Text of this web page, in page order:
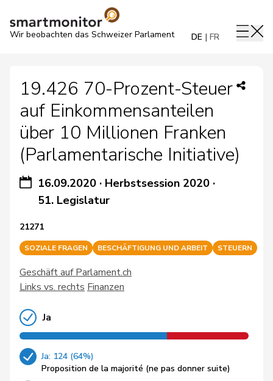
Wir beobachten das Schweizer Parlament DE FR
19.426 70-Prozent-Steuer
auf Einkommensanteilen
über 10 Millionen Franken
(Parlamentarische Initiative)
16.09.2020 · Herbstsession 2020 ·
51. Legislatur
21271
SOZIALE FRAGEN BESCHÄFTIGUNG UND ARBEIT STEUERN
Geschäft auf Parlament.ch
Links vs. rechts Finanzen
Ja
Ja: 124 (64%)
Proposition de la majorité (ne pas donner suite)